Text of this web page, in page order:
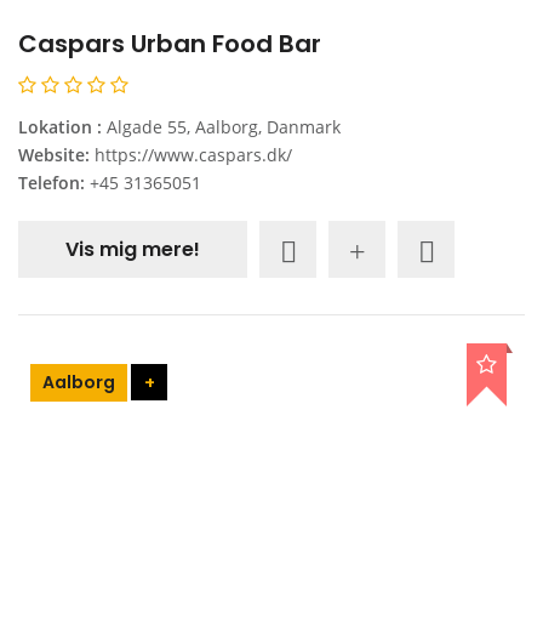
Caspars Urban Food Bar
Lokation : Algade 55, Aalborg, Danmark
Website: https://www.caspars.dk/
Telefon: +45 31365051
Vis mig mere!
Aalborg +